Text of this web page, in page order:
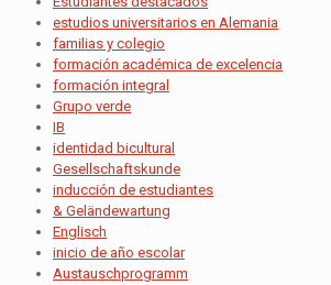
estudios universitarios en Alemania
familias y colegio
formación académica de excelencia
formación integral
Grupo verde
IB
identidad bicultural
Gesellschaftskunde
inducción de estudiantes
& Geländewartung
Englisch
inicio de año escolar
Austauschprogramm